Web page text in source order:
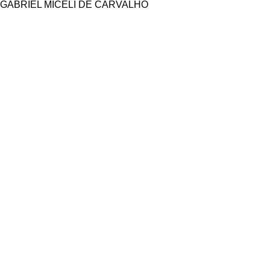
GABRIEL MICELI DE CARVALHO